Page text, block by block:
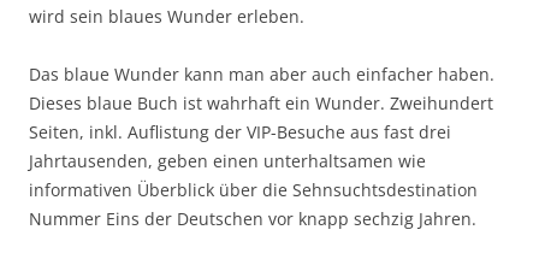
wird sein blaues Wunder erleben.
Das blaue Wunder kann man aber auch einfacher haben.
Dieses blaue Buch ist wahrhaft ein Wunder. Zweihundert
Seiten, inkl. Auflistung der VIP-Besuche aus fast drei
Jahrtausenden, geben einen unterhaltsamen wie
informativen Überblick über die Sehnsuchtsdestination
Nummer Eins der Deutschen vor knapp sechzig Jahren.